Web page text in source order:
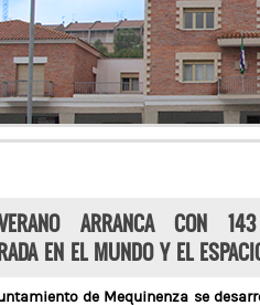
ARRANCA CON
EN EL MUNDO Y EL
de Mequinenza se